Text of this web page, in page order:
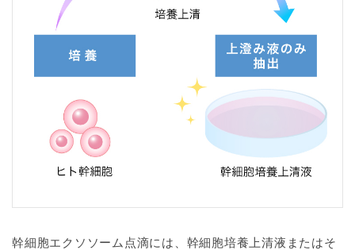
幹細胞エクソソーム点滴には、幹細胞培養上清液またはそ